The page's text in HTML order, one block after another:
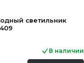
светильник
В наличии